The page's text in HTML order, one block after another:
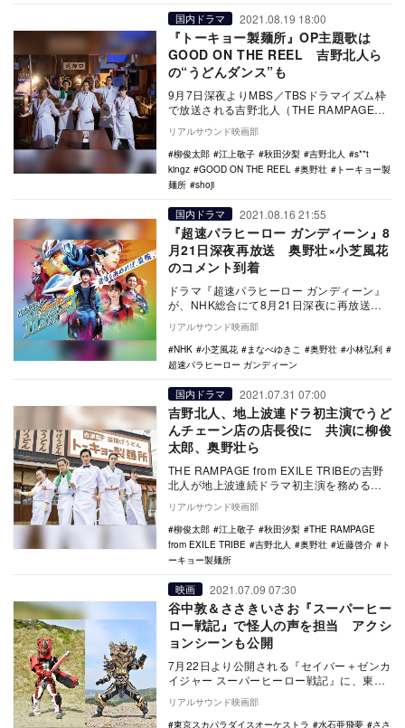
国内ドラマ 2021.08.19 18:00
『トーキョー製麺所』OP主題歌は
GOOD ON THE REEL 吉野北人ら
の“うどんダンス”も
9月7日深夜よりMBS／TBSドラマイズム枠
で放送される吉野北人（THE RAMPAGE
from EXILE TRIBE）主演…
リアルサウンド映画部
柳俊太郎
江上敬子 秋田汐梨 吉野北人
s**t
kingz
GOOD ON THE REEL 奥野壮
トーキョー製
麺所
shoji
国内ドラマ 2021.08.16 21:55
『超速パラヒーロー ガンディーン』8
月21日深夜再放送 奥野壮×小芝風花
のコメント到着
ドラマ『超速パラヒーロー ガンディーン』
が、NHK総合にて8月21日深夜に再放送さ
れる。このたび、放送を前に主演の奥野壮
と小芝風…
リアルサウンド映画部
NHK
小芝風花 まなべゆきこ 奥野壮
小林弘利
超速パラヒーロー ガンディーン
国内ドラマ 2021.07.31 07:00
吉野北人、地上波連ドラ初主演でうど
んチェーン店の店長役に 共演に柳俊
太郎、奥野壮ら
THE RAMPAGE from EXILE TRIBEの吉野
北人が地上波連続ドラマ初主演を務める
『トーキョー製麺所』が、9月よ…
リアルサウンド映画部
柳俊太郎
江上敬子 秋田汐梨
THE RAMPAGE
from EXILE TRIBE
吉野北人 奥野壮 近藤啓介
ト
ーキョー製麺所
映画 2021.07.09 07:30
谷中敦＆ささきいさお『スーパーヒー
ロー戦記』で怪人の声を担当 アクシ
ョンシーンも公開
7月22日より公開される『セイバー＋ゼンカ
イジャー スーパーヒーロー戦記』に、東京
スカパラダイスオーケストラの谷中敦と、
ささきい…
リアルサウンド映画部
東京スカパラダイスオーケストラ
水石亜飛夢
ささ